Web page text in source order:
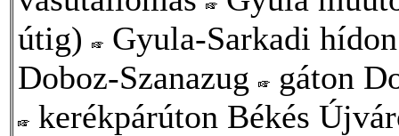
útig)
Gyula-Sarkadi
Doboz-Szanazug
gáton
kerékpárúton Békés